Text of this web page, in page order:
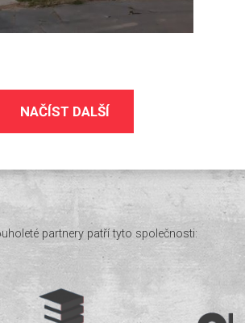
NAČÍST DALŠÍ
partnery patří tyto společnosti: